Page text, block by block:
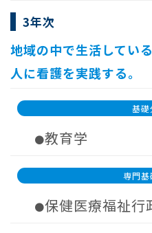
3年次
地域の中で生活してい
人に看護を実践する。
基礎
●教育学
専門基
●保健医療福祉